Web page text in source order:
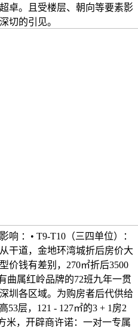
卓。且受楼层、朝向等要素影
切的引见。
：• T9-T10（三四单位）：
干道，金地环湾城折后房价大
价钱有差别，270㎡折后3500
曲属红岭品牌的72班九年一贯
圳各区域。为购房者后代供给
53层，121 - 127㎡的3 + 1房2
米，开辟商许诺：一对一专属